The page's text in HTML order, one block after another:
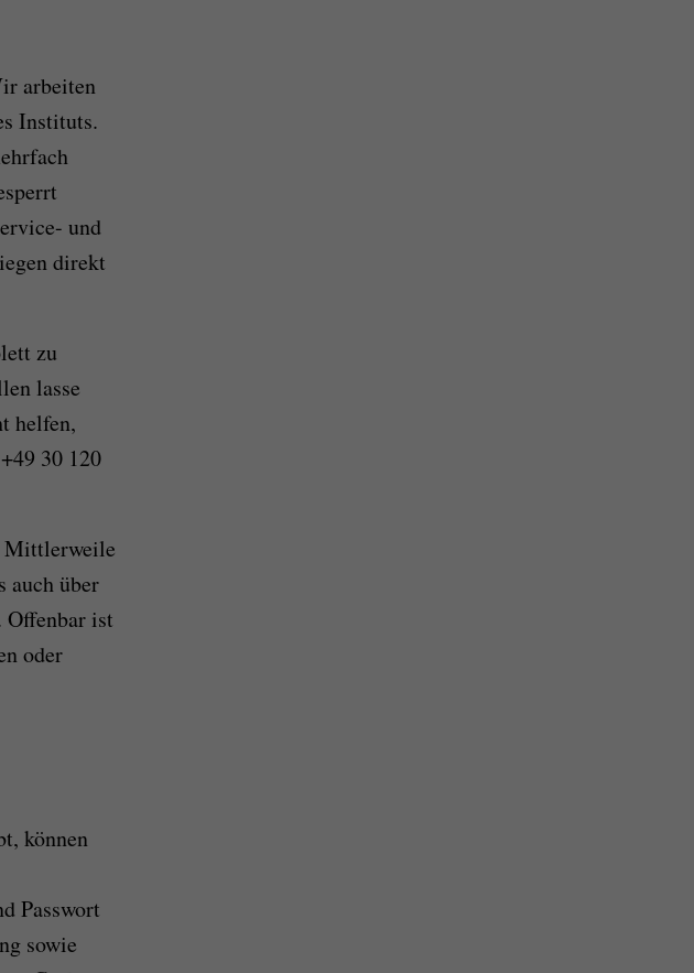
arbeiten
Instituts.
und
direkt
zu
lasse
helfen,
30 120
Mittlerweile
auch über
ist
oder
können
Passwort
sowie